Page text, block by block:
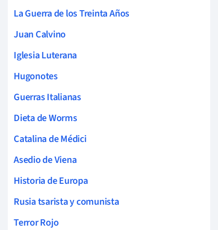
La Guerra de los Treinta Años
Juan Calvino
Iglesia Luterana
Hugonotes
Guerras Italianas
Dieta de Worms
Catalina de Médici
Asedio de Viena
Historia de Europa
Rusia tsarista y comunista
Terror Rojo